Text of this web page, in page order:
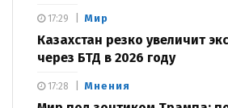
Мир
Казахстан резко увеличит
через БТД в 2026 году
17:29
Мнения
17:28